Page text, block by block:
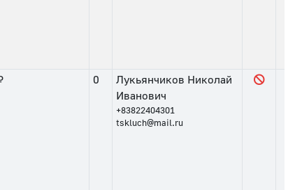
0
Лукьянчиков Николай
Иванович
+83822404301
tskluch@mail.ru